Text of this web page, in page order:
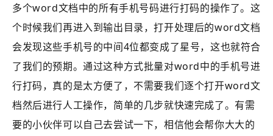
多个word文档中的所有手机号码进行打码的操作了。这
个时候我们再进入到输出目录，打开处理后的word文档
会发现这些手机号的中间4位都变成了星号，这也就符合
了我们的预期。通过这种方式批量对word中的手机号进
行打码，真的是太方便了，不需要我们逐个打开word文
档然后进行人工操作，简单的几步就快速完成了。有需
要的小伙伴可以自己去尝试一下，相信他会帮你大大的